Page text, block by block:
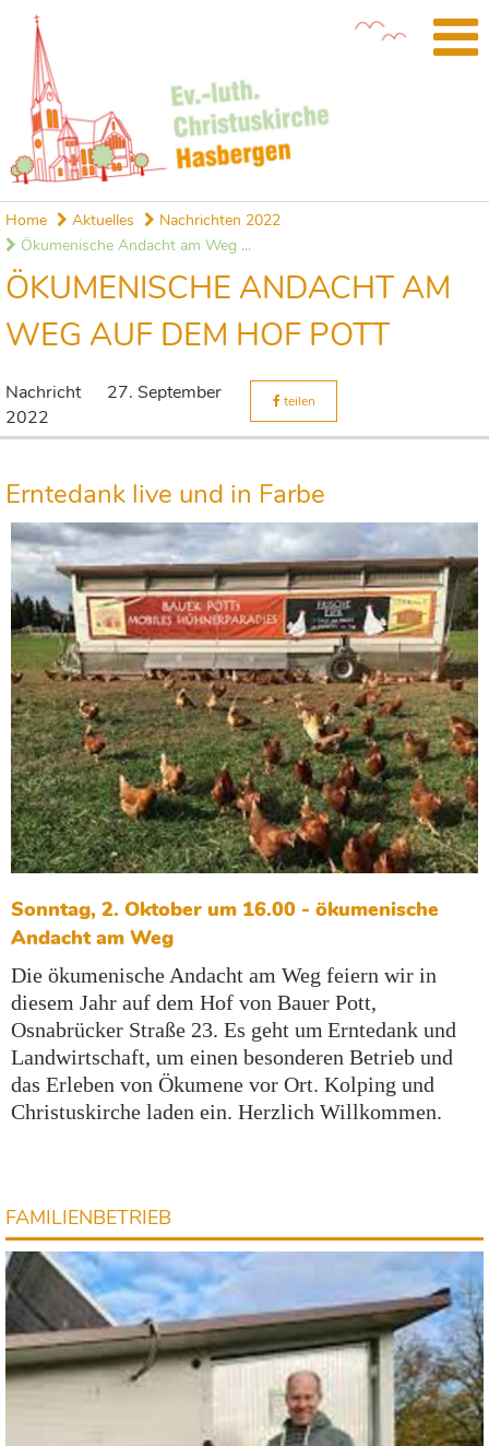
Home Aktuelles
Nachrichten 2022
Ökumenische Andacht am Weg ...
ÖKUMENISCHE ANDACHT AM
WEG AUF DEM HOF POTT
Nachricht
27. September
2022
teilen
Erntedank live und in Farbe
Sonntag, 2. Oktober um 16.00 - ökumenische
Andacht am Weg
Die ökumenische Andacht am Weg feiern wir in
diesem Jahr auf dem Hof von Bauer Pott,
Osnabrücker Straße 23. Es geht um Erntedank und
Landwirtschaft, um einen besonderen Betrieb und
das Erleben von Ökumene vor Ort. Kolping und
Christuskirche laden ein. Herzlich Willkommen.
FAMILIENBETRIEB